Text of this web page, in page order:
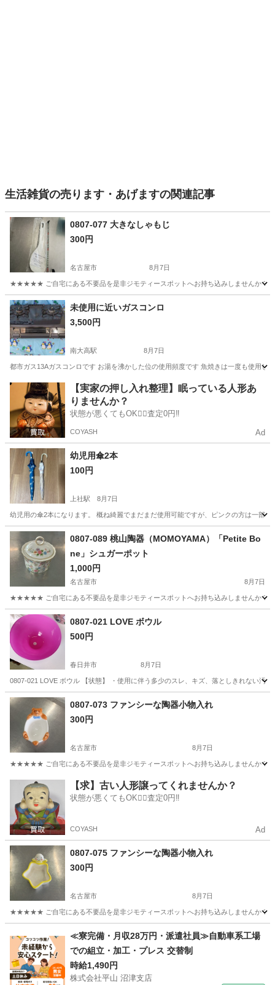
生活雑貨の売ります・あげますの関連記事
0807-077 大きなしゃもじ
300円
名古屋市 8月7日
★★★★★ ご自宅にある不要品を是非ジモティースポットへお持ち込みしませんか？
愛知 名古屋市 生活雑貨 現地
未使用に近いガスコンロ
3,500円
南大高駅 8月7日
都市ガス13Aガスコンロです お湯を沸かした位の使用頻度です 魚焼きは一度も使用し
愛知 名古屋市 南大高駅 調理器具
【実家の押し入れ整理】眠っている人形あ
りませんか？
状態が悪くてもOK🙆‍♀️査定0円‼️
COYASH Ad
幼児用傘2本
100円
上社駅 8月7日
幼児用の傘2本になります。 概ね綺麗でまだまだ使用可能ですが、ピンクの方は一部
愛知 名古屋市 家庭用品
0807-089 桃山陶器（MOMOYAMA）「Petite Bo
ne」シュガーポット
1,000円
名古屋市 8月7日
★★★★★ ご自宅にある不要品を是非ジモティースポットへお持ち込みしませんか？
愛知 名古屋市 MOMOYAMA
0807-021 LOVE ボウル
500円
春日井市 8月7日
0807-021 LOVE ボウル 【状態】 ・使用に伴う多少のスレ、キズ、落としきれない汚
愛知 春日井市 0807-073 ファンシーな陶器小物入れ
300円
名古屋市 8月7日
★★★★★ ご自宅にある不要品を是非ジモティースポットへお持ち込みしませんか？
名古屋市 生活雑貨 現地
【求】古い人形譲ってくれませんか？
状態が悪くてもOK🙆‍♀️査定0円‼️
COYASH Ad
0807-075 ファンシーな陶器小物入れ
300円
名古屋市 8月7日
★★★★★ ご自宅にある不要品を是非ジモティースポットへお持ち込みしませんか？
生活雑貨 現地
≪寮完備・月収28万円・派遣社員≫自動車系工場
での組立・加工・プレス 交替制
時給1,490円
株式会社平山 沼津支店